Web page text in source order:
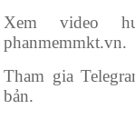
Xem video
phanmemmkt.vn.
Tham gia
bản.